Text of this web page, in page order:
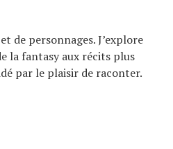
de personnages. J’explore
la fantasy aux récits plus
par le plaisir de raconter.